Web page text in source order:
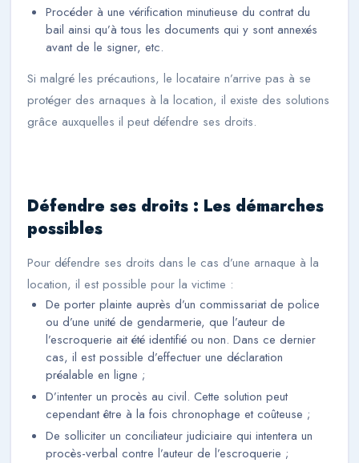
Procéder à une vérification minutieuse du contrat du
bail ainsi qu’à tous les documents qui y sont annexés
avant de le signer, etc.
Si malgré les précautions, le locataire n’arrive pas à se
protéger des arnaques à la location, il existe des solutions
grâce auxquelles il peut défendre ses droits.
Défendre ses droits : Les démarches
possibles
Pour défendre ses droits dans le cas d’une arnaque à la
location, il est possible pour la victime :
De porter plainte auprès d’un commissariat de police
ou d’une unité de gendarmerie, que l’auteur de
l’escroquerie ait été identifié ou non. Dans ce dernier
cas, il est possible d’effectuer une déclaration
préalable en ligne ;
D’intenter un procès au civil. Cette solution peut
cependant être à la fois chronophage et coûteuse ;
De solliciter un conciliateur judiciaire qui intentera un
procès-verbal contre l’auteur de l’escroquerie ;